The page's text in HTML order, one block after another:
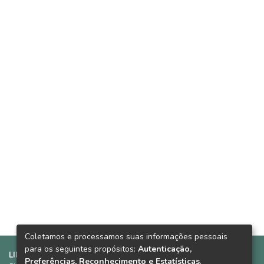
LINKS SUGERIDOS:
Coletamos e processamos suas informações pessoais
para os seguintes propósitos: Autenticação,
Preferências, Reconhecimento e Estatísticas.